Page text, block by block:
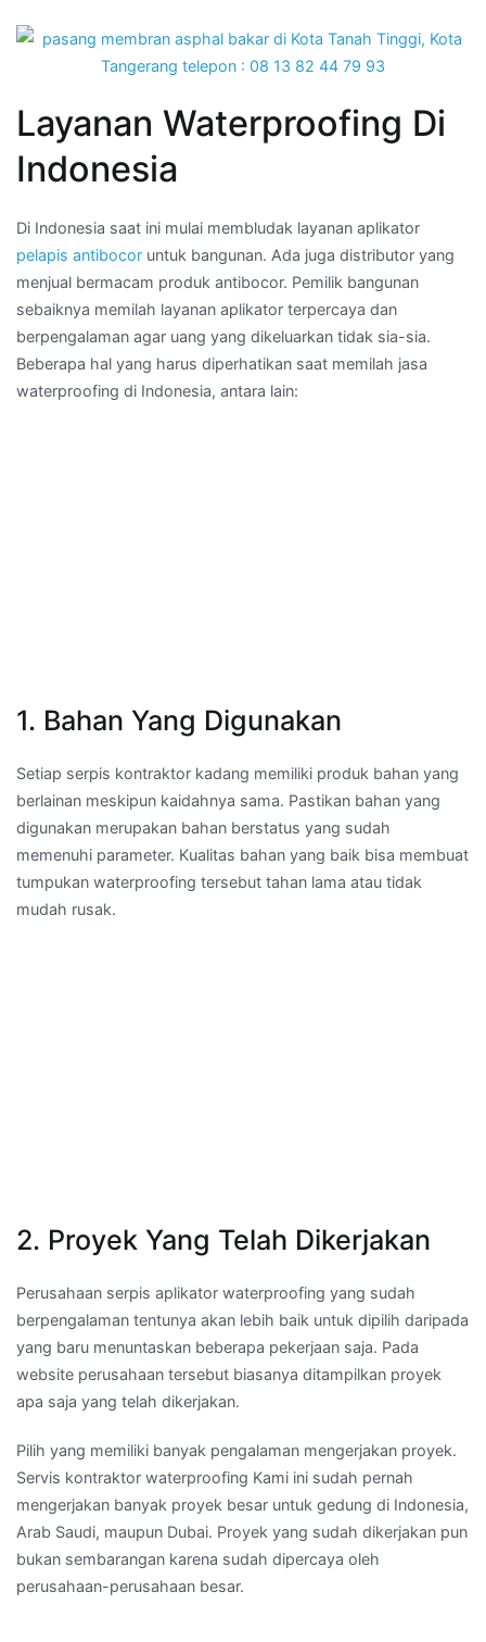
Layanan Waterproofing Di
Indonesia
Di Indonesia saat ini mulai membludak layanan aplikator
pelapis antibocor untuk bangunan. Ada juga distributor yang
menjual bermacam produk antibocor. Pemilik bangunan
sebaiknya memilah layanan aplikator terpercaya dan
berpengalaman agar uang yang dikeluarkan tidak sia-sia.
Beberapa hal yang harus diperhatikan saat memilah jasa
waterproofing di Indonesia, antara lain:
1. Bahan Yang Digunakan
Setiap serpis kontraktor kadang memiliki produk bahan yang
berlainan meskipun kaidahnya sama. Pastikan bahan yang
digunakan merupakan bahan berstatus yang sudah
memenuhi parameter. Kualitas bahan yang baik bisa membuat
tumpukan waterproofing tersebut tahan lama atau tidak
mudah rusak.
2. Proyek Yang Telah Dikerjakan
Perusahaan serpis aplikator waterproofing yang sudah
berpengalaman tentunya akan lebih baik untuk dipilih daripada
yang baru menuntaskan beberapa pekerjaan saja. Pada
website perusahaan tersebut biasanya ditampilkan proyek
apa saja yang telah dikerjakan.
Pilih yang memiliki banyak pengalaman mengerjakan proyek.
Servis kontraktor waterproofing Kami ini sudah pernah
mengerjakan banyak proyek besar untuk gedung di Indonesia,
Arab Saudi, maupun Dubai. Proyek yang sudah dikerjakan pun
bukan sembarangan karena sudah dipercaya oleh
perusahaan-perusahaan besar.